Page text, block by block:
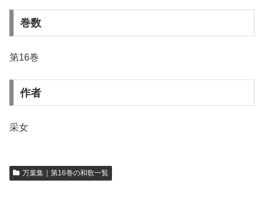
巻数
第16巻
作者
采女
万葉集｜第16巻の和歌一覧